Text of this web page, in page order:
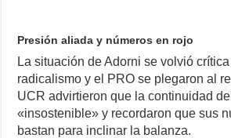
Presión aliada y números en rojo
La situación de Adorni se volvió crítica
radicalismo y el PRO se plegaron al
UCR advirtieron que la continuidad
«insostenible» y recordaron que sus
bastan para inclinar la balanza.